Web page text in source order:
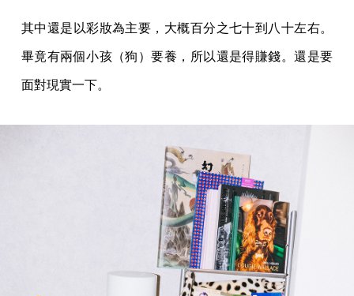
其中還是以彩妝為主要，大概百分之七十到八十左右。
畢竟有兩個小孩（狗）要養，所以還是得賺錢。還是要
面對現實一下。